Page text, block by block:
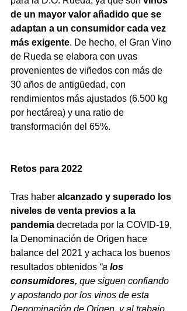
de un mayor valor añadido que se
adaptan a un consumidor cada vez
más exigente. De hecho, el Gran Vino
de Rueda se elabora con uvas
provenientes de viñedos con más de
30 años de antigüedad, con
rendimientos más ajustados (6.500 kg
por hectárea) y una ratio de
transformación del 65%.
Retos para 2022
Tras haber alcanzado y superado los
niveles de venta previos a la
pandemia decretada por la COVID-19,
la Denominación de Origen hace
balance del 2021 y achaca los buenos
resultados obtenidos “a los
consumidores, que siguen confiando
y apostando por los vinos de esta